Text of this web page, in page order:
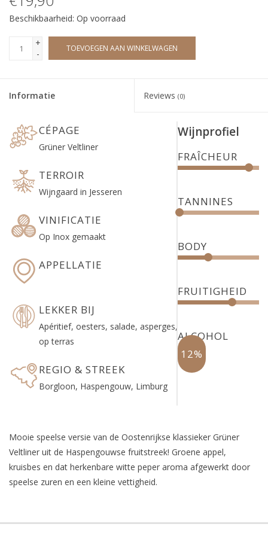
Beschikbaarheid: Op voorraad
+
-
TOEVOEGEN AAN WINKELWAGEN
Informatie Reviews (0)
CÉPAGE
Grüner Veltliner
TERROIR
Wijngaard in Jesseren
VINIFICATIE
Op Inox gemaakt
APPELLATIE
LEKKER BIJ
Apéritief, oesters, salade, asperges,
op terras
REGIO & STREEK
Borgloon, Haspengouw, Limburg
Wijnprofiel
FRAÎCHEUR
TANNINES
BODY
FRUITIGHEID
ALCOHOL
12%
Mooie speelse versie van de Oostenrijkse klassieker Grüner
Veltliner uit de Haspengouwse fruitstreek! Groene appel,
kruisbes en dat herkenbare witte peper aroma afgewerkt door
speelse zuren en een kleine vettigheid.